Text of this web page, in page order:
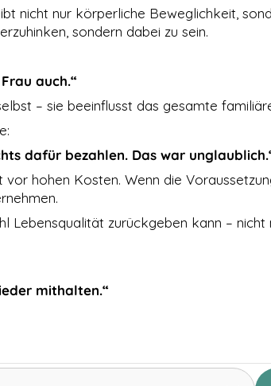
nicht nur körperliche Beweglichkeit,
sondern dabei zu sein.
auch.“
– sie beeinflusst das gesamte
dafür bezahlen. Das war
hohen Kosten. Wenn die
Lebensqualität zurückgeben kann – nicht
mithalten.“